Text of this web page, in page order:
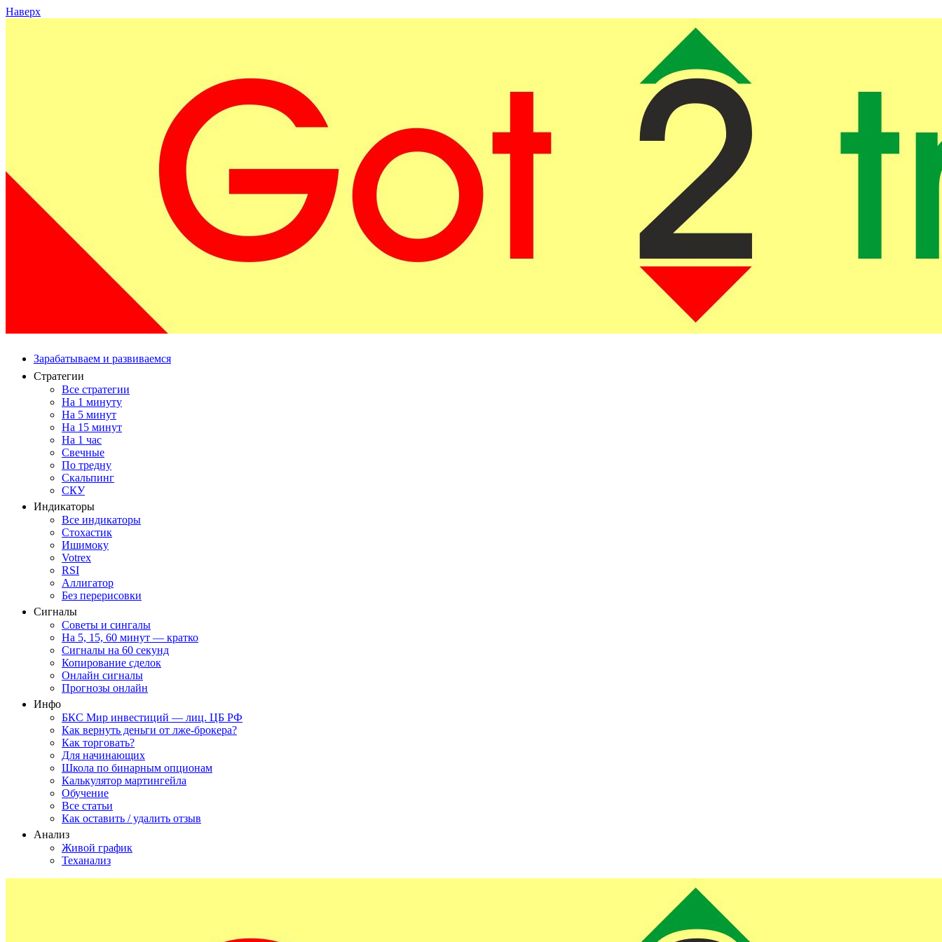
Наверх
Зарабатываем и развиваемся
Стратегии
Все стратегии
На 1 минуту
На 5 минут
На 15 минут
На 1 час
Свечные
По тредну
Скальпинг
СКУ
Индикаторы
Все индикаторы
Стохастик
Ишимоку
Votrex
RSI
Аллигатор
Без перерисовки
Сигналы
Советы и сингалы
На 5, 15, 60 минут — кратко
Сигналы на 60 секунд
Копирование сделок
Онлайн сигналы
Прогнозы онлайн
Инфо
БКС Мир инвестиций — лиц. ЦБ РФ
Как вернуть деньги от лже-брокера?
Как торговать?
Для начинающих
Школа по бинарным опционам
Калькулятор мартингейла
Обучение
Все статьи
Как оставить / удалить отзыв
Анализ
Живой график
Теханализ